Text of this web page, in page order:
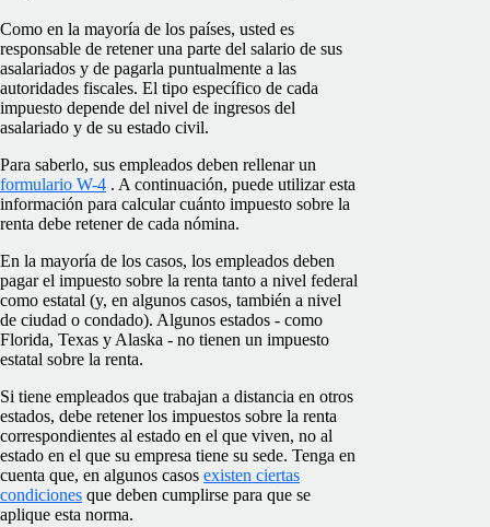
Como en la mayoría de los países, usted es
responsable de retener una parte del salario de sus
asalariados y de pagarla puntualmente a las
autoridades fiscales. El tipo específico de cada
impuesto depende del nivel de ingresos del
asalariado y de su estado civil.
Para saberlo, sus empleados deben rellenar un
formulario W-4 . A continuación, puede utilizar esta
información para calcular cuánto impuesto sobre la
renta debe retener de cada nómina.
En la mayoría de los casos, los empleados deben
pagar el impuesto sobre la renta tanto a nivel federal
como estatal (y, en algunos casos, también a nivel
de ciudad o condado). Algunos estados - como
Florida, Texas y Alaska - no tienen un impuesto
estatal sobre la renta.
Si tiene empleados que trabajan a distancia en otros
estados, debe retener los impuestos sobre la renta
correspondientes al estado en el que viven, no al
estado en el que su empresa tiene su sede. Tenga en
cuenta que, en algunos casos existen ciertas
condiciones que deben cumplirse para que se
aplique esta norma.